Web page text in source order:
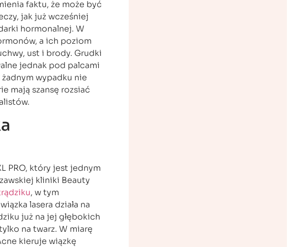
faktu, że może być
jak już wcześniej
hormonalnej. W
a ich poziom
ust i brody. Grudki
jednak pod palcami
wypadku nie
mają szansę rozsiać
PRO, który jest jednym
kliniki Beauty
, w tym
lasera działa na
już na jej głębokich
na twarz. W miarę
kieruje wiązkę